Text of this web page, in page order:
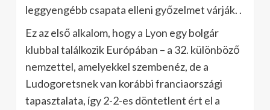
leggyengébb csapata elleni győzelmet várják. .
Ez az első alkalom, hogy a Lyon egy bolgár
klubbal találkozik Európában – a 32. különböző
nemzettel, amelyekkel szembenéz, de a
Ludogoretsnek van korábbi franciaországi
tapasztalata, így 2-2-es döntetlent ért el a